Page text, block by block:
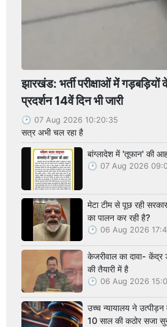
झारखंड: भर्ती परीक्षाओं में गड़बड़ियों
प्रदर्शन 14वें दिन भी जारी
07 Aug 2026 10:20:35
सत्र अभी चल रहा है
बांग्लादेश में 'तूफान' की
07 Aug 2026
मेटा टीम से पूछ रही
का पालन कर रही है?
06 Aug 2026
केजरीवाल का दावा- केंद्र
की तैयारी में है
06 Aug 2026
उच्च न्यायालय ने
10 साल की कठोर सजा